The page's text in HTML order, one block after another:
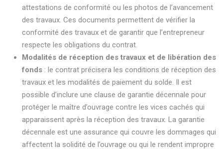
attestations de conformité ou les photos de l’avancement
des travaux. Ces documents permettent de vérifier la
conformité des travaux et de garantir que l’entrepreneur
respecte les obligations du contrat.
Modalités de réception des travaux et de libération des
fonds : le contrat précisera les conditions de réception des
travaux et les modalités de paiement du solde. Il est
possible d’inclure une clause de garantie décennale pour
protéger le maître d’ouvrage contre les vices cachés qui
apparaissent après la réception des travaux. La garantie
décennale est une assurance qui couvre les dommages qui
affectent la solidité de l’ouvrage ou qui le rendent impropre